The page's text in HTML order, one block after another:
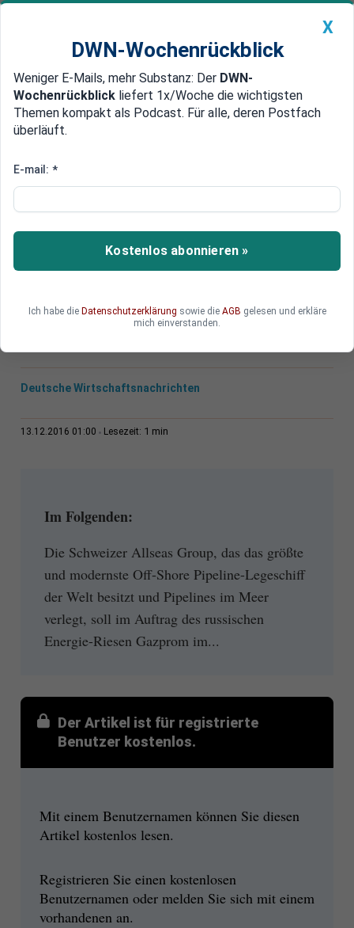
Newsticker MEIN DWN: Geldanlage Premium
Edelmetalle DWN-Magazin China
Pipelines im Meer
Schweizer Allseas Group erhält
Großauftrag bei Turkish Stream
Gazprom hat dem Schweizer Unternehmen
Meer verlegen.
Deutsche Wirtschaftsnachrichten
13.12.2016 01:00 Lesezeit: 1 min
Im Folgenden:
Die Schweizer Allseas Group, das das größte
und modernste Off-Shore Pipeline-Legeschiff
der Welt besitzt und Pipelines im Meer
verlegt, soll im Auftrag des russischen
Energie-Riesen Gazprom im...
Der Artikel ist für registrierte
Benutzer kostenlos.
Mit einem Benutzernamen können Sie diesen
Artikel kostenlos lesen.
Registrieren Sie einen kostenlosen
Benutzernamen oder melden Sie sich mit einem
vorhandenen an.
X
DWN-Wochenrückblick
Weniger E-Mails, mehr Substanz: Der DWN-
Wochenrückblick liefert 1x/Woche die wichtigsten
Themen kompakt als Podcast. Für alle, deren Postfach
überläuft.
E-mail: *
Kostenlos abonnieren »
Ich habe die Datenschutzerklärung sowie die AGB gelesen und erkläre
mich einverstanden.